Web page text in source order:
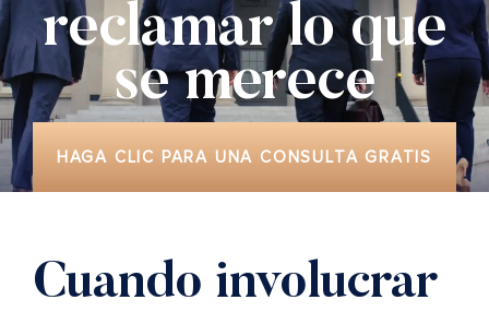
reclamar lo que
se merece
HAGA CLIC PARA UNA CONSULTA GRATIS
Cuando involucrar